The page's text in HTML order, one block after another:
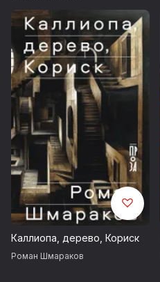
Каллиопа, дерево, Кориск
Роман Шмараков